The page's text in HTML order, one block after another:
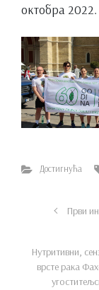
октобра 2022.
Достигнућа
Први
Нутритивни,
врсте рака